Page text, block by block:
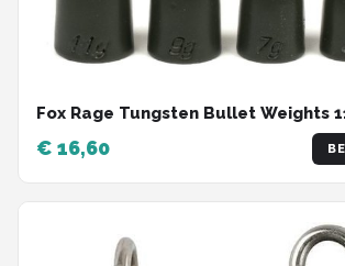
Fox Rage Tungsten Bullet Weights
€ 16,60